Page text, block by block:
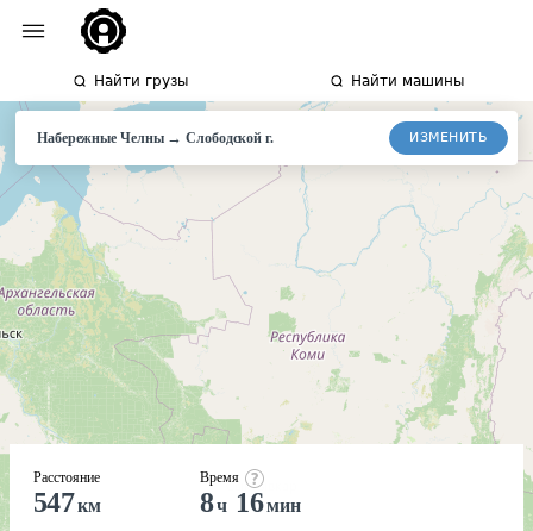
Найти грузы Найти машины
Набережные Челны→Слободской г. ИЗМЕНИТЬ
Расстояние
547км
Время
8ч 16мин